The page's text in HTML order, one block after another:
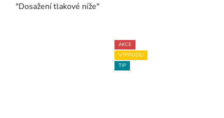
"Dosažení tlakové níže"
AKCE
VÝPRODEJ
TIP